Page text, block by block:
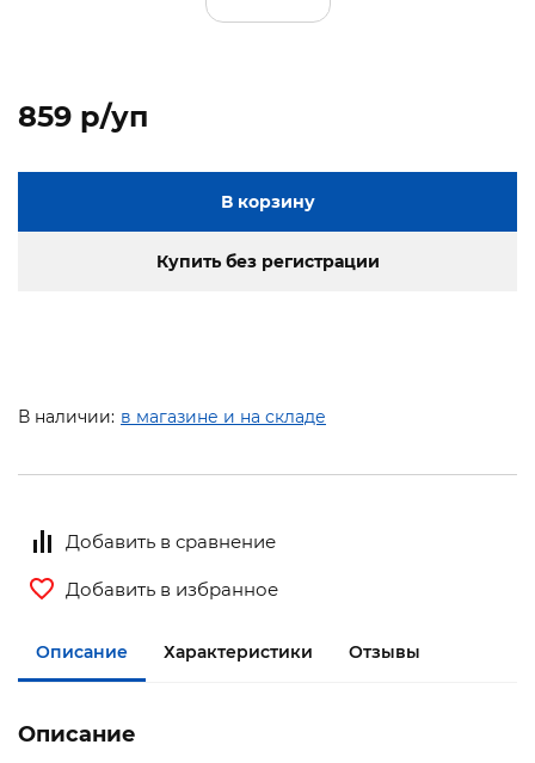
859 p/уп
В корзину
Купить без регистрации
В наличии: в магазине и на складе
Добавить в сравнение
Добавить в избранное
Описание Характеристики Отзывы
Описание